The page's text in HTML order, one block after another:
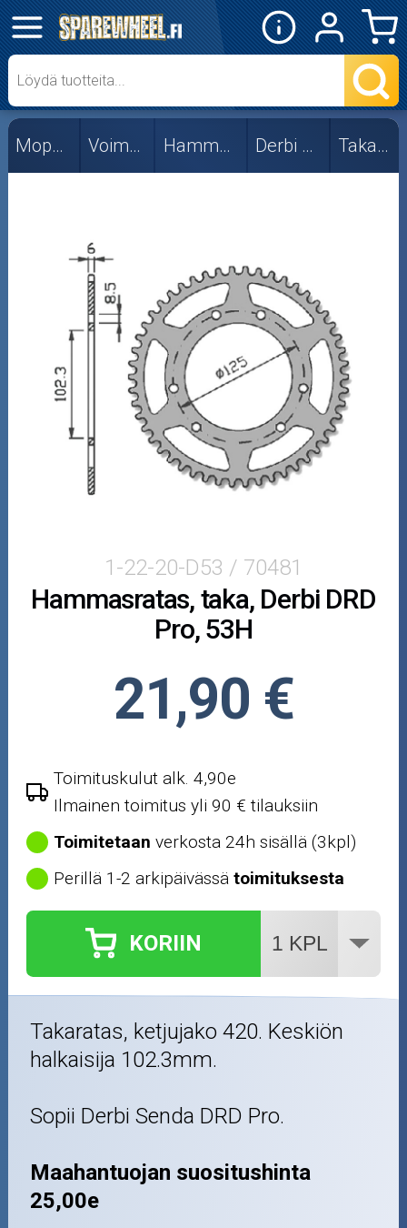
✕
Mopon osat
Takarattaat
Skootterin osat
Moottoripyörän osat
Moottorikelkan osat
Mopoauton osat
Mönkijän osat
Puutarha ja metsä
Renkaat ja vanteet
Öljyt ja kemikaalit
Mopon osat Voimansiirto Hammasrattaat Derbi DRD Pro Takarattaat
1-22-20-D53 / 70481
Hammasratas, taka, Derbi DRD
Pro, 53H
21,90 €
Toimituskulut alk. 4,90e
Ilmainen toimitus yli 90 € tilauksiin
Toimitetaan verkosta 24h sisällä (3kpl)
Perillä 1-2 arkipäivässätoimituksesta
KORIIN
Takaratas, ketjujako 420. Keskiön
halkaisija 102.3mm.
Sopii Derbi Senda DRD Pro.
Maahantuojan suositushinta
25,00e